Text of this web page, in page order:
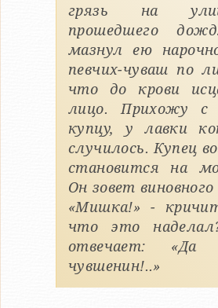
грязь на
прошедшего
мазнул ею
певчих-чуваш по
что до крови
лицо. Прихожу с
купцу, у лавки
случилось. Купец
становится на
Он зовет
«Мишка!» -
что это
отвечает: «Да
чувшенин!..»